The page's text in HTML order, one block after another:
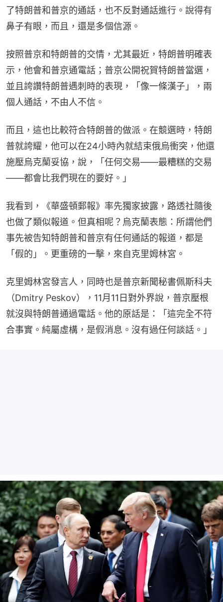
了特朗普和普京的通話，也不反對通話進行。說得有
鼻子有眼，而且，還是多個信源。
按照普京和特朗普的交情，尤其最近，特朗普明確表
示，他會和普京通電話；普京公開祝賀特朗普當選，
並且誇讚特朗普遇刺時的表現，「像一條漢子」，兩
個人通話，不由人不信。
而且，這也比較符合特朗普的做派。在競選時，特朗
普就誇耀，他可以在24小時內就結束俄烏衝突，他還
施壓烏克蘭妥協，說，「任何交易——最糟糕的交易
——都會比我們現在的要好。」
我看到，《華盛頓郵報》率先獨家披露，路透社隨後
也做了類似報道。但真相呢？烏克蘭表態：所謂他們
事先被告知特朗普和普京有任何通話的報道，都是
「假的」。更重磅的一擊，來自克里姆林宮。
克里姆林宮發言人，同時也是普京新聞秘書佩斯科夫
（Dmitry Peskov），11月11日對外界說，普京壓根
就沒與特朗普通過電話。他的原話是：「這完全不符
合事實。純屬虛構，是假消息。沒有過任何談話。」